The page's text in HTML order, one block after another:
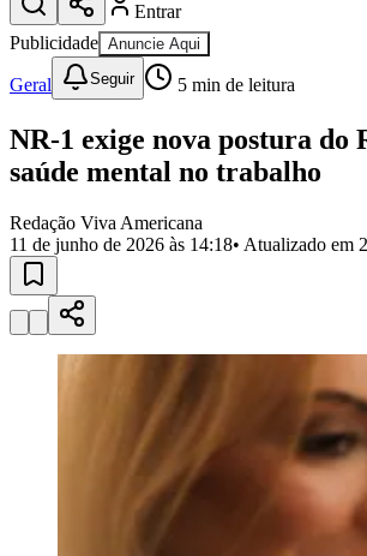
Anuncie no Portal
Cadastrar Empresa
Divulgar VagasNovo
Publicidade Legal
Eleições
Segurança
Saúde
Meio Ambiente
Obras
Bairros de Americana
CentroJardim Girassol
NamoradosJardim São PauloParque
Cariobinha
Quilombo
Para Sua Empresa
Anuncie no Portal
Guia de Empresas
Divulgar Vagas
Novo
Entrar
Publicidade Anuncie Aqui
Geral Seguir 5 min de leitura
NR-1 exige nova postura do
saúde mental no trabalho
Redação Viva Americana
11 de junho de 2026 às 14:18• Atualizado em